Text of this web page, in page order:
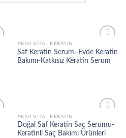
Add to
wishlist
AKSU VITAL KERATIN
Saf Keratin Serum–Evde Keratin
Bakımı-Katkısız Keratin Serum
wishlist
AKSU VITAL KERATIN
Doğal Saf Keratin Saç Serumu-
Keratinli Saç Bakımı Ürünleri